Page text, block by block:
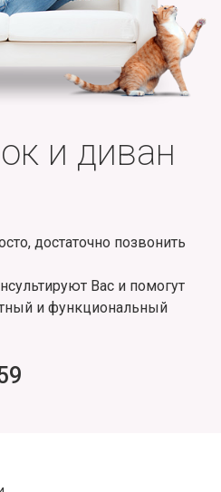
и диван
достаточно позвонить
Вас и помогут
и функциональный